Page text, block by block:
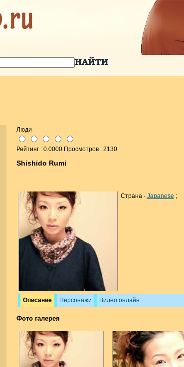
Люди
Рейтинг : 0.0000 Просмотров : 2130
Shishido Rumi
Страна - Japanese ;
Описание Персонажи Видео онлайн
Фото галерея